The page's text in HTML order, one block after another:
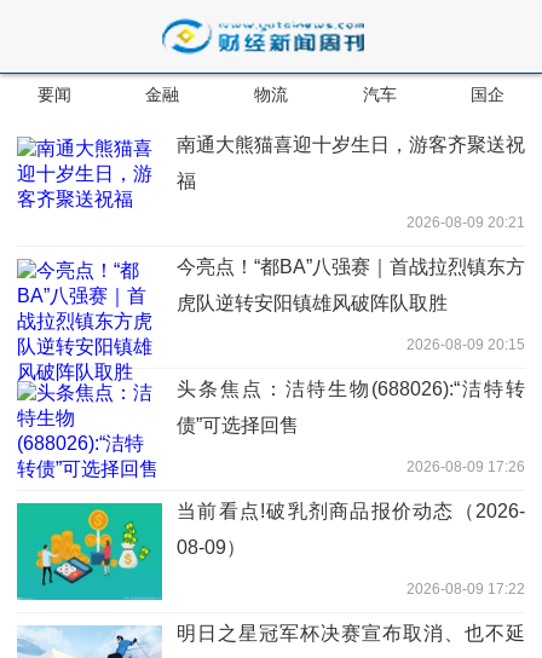
要闻 金融 物流 汽车 国企
南通大熊猫喜迎十岁生日，游客齐聚送祝
福
2026-08-09 20:21
今亮点！“都BA”八强赛｜首战拉烈镇东方
虎队逆转安阳镇雄风破阵队取胜
2026-08-09 20:15
头条焦点：洁特生物(688026):“洁特转
债”可选择回售
2026-08-09 17:26
当前看点!破乳剂商品报价动态（2026-
08-09）
2026-08-09 17:22
明日之星冠军杯决赛宣布取消、也不延